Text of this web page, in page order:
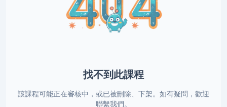
找不到此課程
該課程可能正在審核中，或已被刪除、下架。如有疑問，歡迎
聯繫我們。